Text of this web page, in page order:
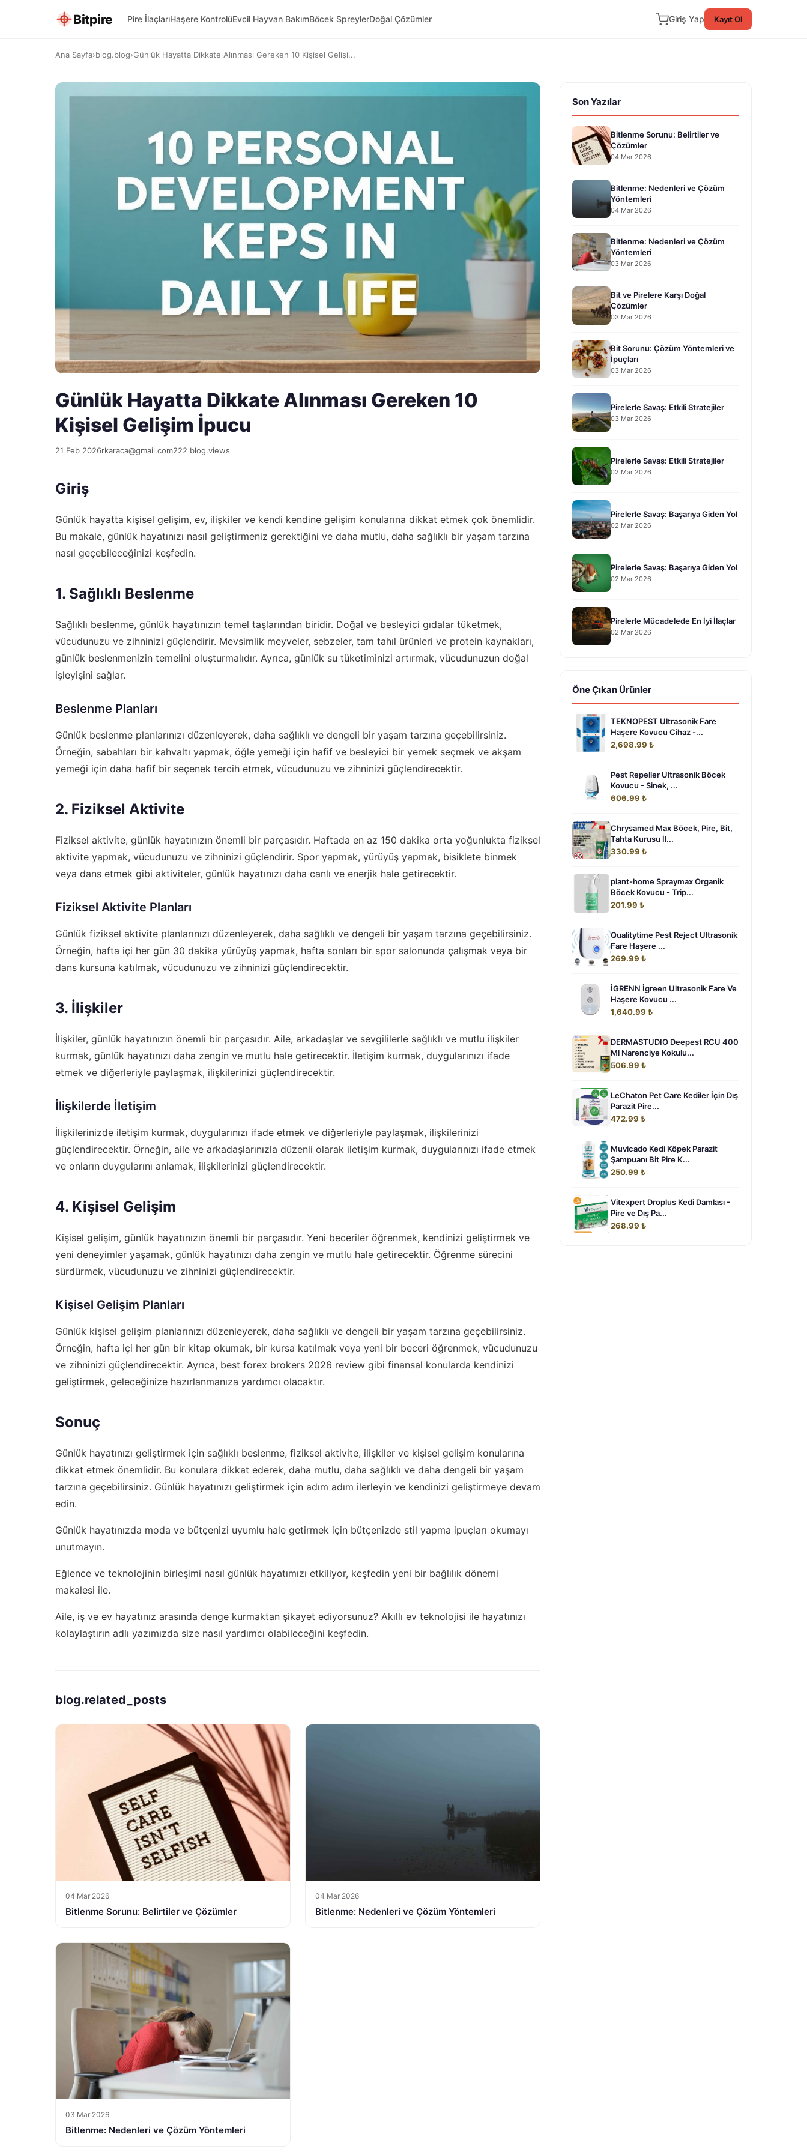
Bitpire Pire İlaçlarıHaşere KontrolüEvcil Hayvan BakımBöcek SpreylerDoğal Çözümler Giriş Yap Kayıt Ol
Ana Sayfa›blog.blog›Günlük Hayatta Dikkate Alınması Gereken 10 Kişisel Gelişi...
Günlük Hayatta Dikkate Alınması Gereken 10
Kişisel Gelişim İpucu
21 Feb 2026rkaraca@gmail.com222 blog.views
Giriş
Günlük hayatta kişisel gelişim, ev, ilişkiler ve kendi kendine gelişim konularına dikkat etmek çok önemlidir.
Bu makale, günlük hayatınızı nasıl geliştirmeniz gerektiğini ve daha mutlu, daha sağlıklı bir yaşam tarzına
nasıl geçebileceğinizi keşfedin.
1. Sağlıklı Beslenme
Sağlıklı beslenme, günlük hayatınızın temel taşlarından biridir. Doğal ve besleyici gıdalar tüketmek,
vücudunuzu ve zihninizi güçlendirir. Mevsimlik meyveler, sebzeler, tam tahıl ürünleri ve protein kaynakları,
günlük beslenmenizin temelini oluşturmalıdır. Ayrıca, günlük su tüketiminizi artırmak, vücudunuzun doğal
işleyişini sağlar.
Beslenme Planları
Günlük beslenme planlarınızı düzenleyerek, daha sağlıklı ve dengeli bir yaşam tarzına geçebilirsiniz.
Örneğin, sabahları bir kahvaltı yapmak, öğle yemeği için hafif ve besleyici bir yemek seçmek ve akşam
yemeği için daha hafif bir seçenek tercih etmek, vücudunuzu ve zihninizi güçlendirecektir.
2. Fiziksel Aktivite
Fiziksel aktivite, günlük hayatınızın önemli bir parçasıdır. Haftada en az 150 dakika orta yoğunlukta fiziksel
aktivite yapmak, vücudunuzu ve zihninizi güçlendirir. Spor yapmak, yürüyüş yapmak, bisiklete binmek
veya dans etmek gibi aktiviteler, günlük hayatınızı daha canlı ve enerjik hale getirecektir.
Fiziksel Aktivite Planları
Günlük fiziksel aktivite planlarınızı düzenleyerek, daha sağlıklı ve dengeli bir yaşam tarzına geçebilirsiniz.
Örneğin, hafta içi her gün 30 dakika yürüyüş yapmak, hafta sonları bir spor salonunda çalışmak veya bir
dans kursuna katılmak, vücudunuzu ve zihninizi güçlendirecektir.
3. İlişkiler
İlişkiler, günlük hayatınızın önemli bir parçasıdır. Aile, arkadaşlar ve sevgililerle sağlıklı ve mutlu ilişkiler
kurmak, günlük hayatınızı daha zengin ve mutlu hale getirecektir. İletişim kurmak, duygularınızı ifade
etmek ve diğerleriyle paylaşmak, ilişkilerinizi güçlendirecektir.
İlişkilerde İletişim
İlişkilerinizde iletişim kurmak, duygularınızı ifade etmek ve diğerleriyle paylaşmak, ilişkilerinizi
güçlendirecektir. Örneğin, aile ve arkadaşlarınızla düzenli olarak iletişim kurmak, duygularınızı ifade etmek
ve onların duygularını anlamak, ilişkilerinizi güçlendirecektir.
4. Kişisel Gelişim
Kişisel gelişim, günlük hayatınızın önemli bir parçasıdır. Yeni beceriler öğrenmek, kendinizi geliştirmek ve
yeni deneyimler yaşamak, günlük hayatınızı daha zengin ve mutlu hale getirecektir. Öğrenme sürecini
sürdürmek, vücudunuzu ve zihninizi güçlendirecektir.
Kişisel Gelişim Planları
Günlük kişisel gelişim planlarınızı düzenleyerek, daha sağlıklı ve dengeli bir yaşam tarzına geçebilirsiniz.
Örneğin, hafta içi her gün bir kitap okumak, bir kursa katılmak veya yeni bir beceri öğrenmek, vücudunuzu
ve zihninizi güçlendirecektir. Ayrıca, best forex brokers 2026 review gibi finansal konularda kendinizi
geliştirmek, geleceğinize hazırlanmanıza yardımcı olacaktır.
Sonuç
Günlük hayatınızı geliştirmek için sağlıklı beslenme, fiziksel aktivite, ilişkiler ve kişisel gelişim konularına
dikkat etmek önemlidir. Bu konulara dikkat ederek, daha mutlu, daha sağlıklı ve daha dengeli bir yaşam
tarzına geçebilirsiniz. Günlük hayatınızı geliştirmek için adım adım ilerleyin ve kendinizi geliştirmeye devam
edin.
Günlük hayatınızda moda ve bütçenizi uyumlu hale getirmek için bütçenizde stil yapma ipuçları okumayı
unutmayın.
Eğlence ve teknolojinin birleşimi nasıl günlük hayatımızı etkiliyor, keşfedin yeni bir bağlılık dönemi
makalesi ile.
Aile, iş ve ev hayatınız arasında denge kurmaktan şikayet ediyorsunuz? Akıllı ev teknolojisi ile hayatınızı
kolaylaştırın adlı yazımızda size nasıl yardımcı olabileceğini keşfedin.
blog.related_posts
04 Mar 2026
Bitlenme Sorunu: Belirtiler ve Çözümler
04 Mar 2026
Bitlenme: Nedenleri ve Çözüm Yöntemleri
03 Mar 2026
Bitlenme: Nedenleri ve Çözüm Yöntemleri
Son Yazılar
Bitlenme Sorunu: Belirtiler ve
Çözümler
04 Mar 2026
Bitlenme: Nedenleri ve Çözüm
Yöntemleri
04 Mar 2026
Bitlenme: Nedenleri ve Çözüm
Yöntemleri
03 Mar 2026
Bit ve Pirelere Karşı Doğal
Çözümler
03 Mar 2026
Bit Sorunu: Çözüm Yöntemleri ve
İpuçları
03 Mar 2026
Pirelerle Savaş: Etkili Stratejiler
03 Mar 2026
Pirelerle Savaş: Etkili Stratejiler
02 Mar 2026
Pirelerle Savaş: Başarıya Giden Yol
02 Mar 2026
Pirelerle Savaş: Başarıya Giden Yol
02 Mar 2026
Pirelerle Mücadelede En İyi İlaçlar
02 Mar 2026
Öne Çıkan Ürünler
TEKNOPEST Ultrasonik Fare
Haşere Kovucu Cihaz -...
2,698.99 ₺
Pest Repeller Ultrasonik Böcek
Kovucu - Sinek, ...
606.99 ₺
Chrysamed Max Böcek, Pire, Bit,
Tahta Kurusu İl...
330.99 ₺
plant-home Spraymax Organik
Böcek Kovucu - Trip...
201.99 ₺
Qualitytime Pest Reject Ultrasonik
Fare Haşere ...
269.99 ₺
İGRENN İgreen Ultrasonik Fare Ve
Haşere Kovucu ...
1,640.99 ₺
DERMASTUDIO Deepest RCU 400
Ml Narenciye Kokulu...
506.99 ₺
LeChaton Pet Care Kediler İçin Dış
Parazit Pire...
472.99 ₺
Muvicado Kedi Köpek Parazit
Şampuanı Bit Pire K...
250.99 ₺
Vitexpert Droplus Kedi Damlası -
Pire ve Dış Pa...
268.99 ₺